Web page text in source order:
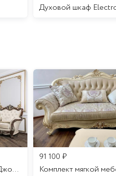
Комплект мягкой мебели Джоконда
91 100 ₽